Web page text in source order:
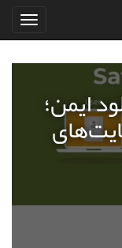
ایمن؛